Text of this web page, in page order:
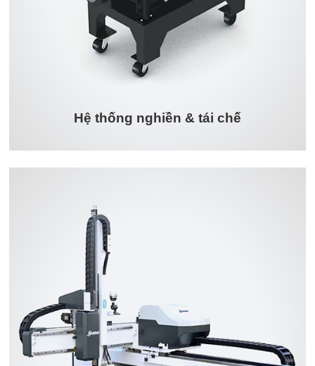
Hệ thống nghiền & tái chế